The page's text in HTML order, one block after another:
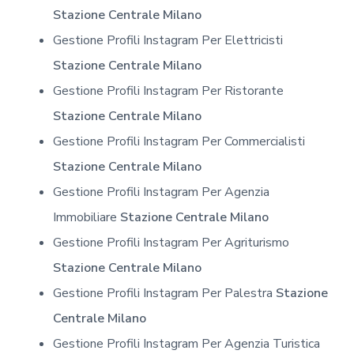
Stazione Centrale Milano
Gestione Profili Instagram Per Elettricisti
Stazione Centrale Milano
Gestione Profili Instagram Per Ristorante
Stazione Centrale Milano
Gestione Profili Instagram Per Commercialisti
Stazione Centrale Milano
Gestione Profili Instagram Per Agenzia
Immobiliare Stazione Centrale Milano
Gestione Profili Instagram Per Agriturismo
Stazione Centrale Milano
Gestione Profili Instagram Per Palestra Stazione
Centrale Milano
Gestione Profili Instagram Per Agenzia Turistica